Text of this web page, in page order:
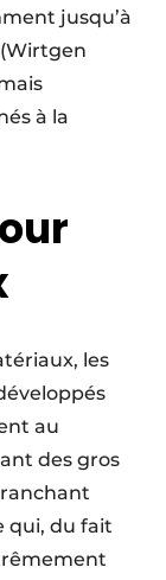
jusqu’à
à la
les
au
des gros
qui, du fait